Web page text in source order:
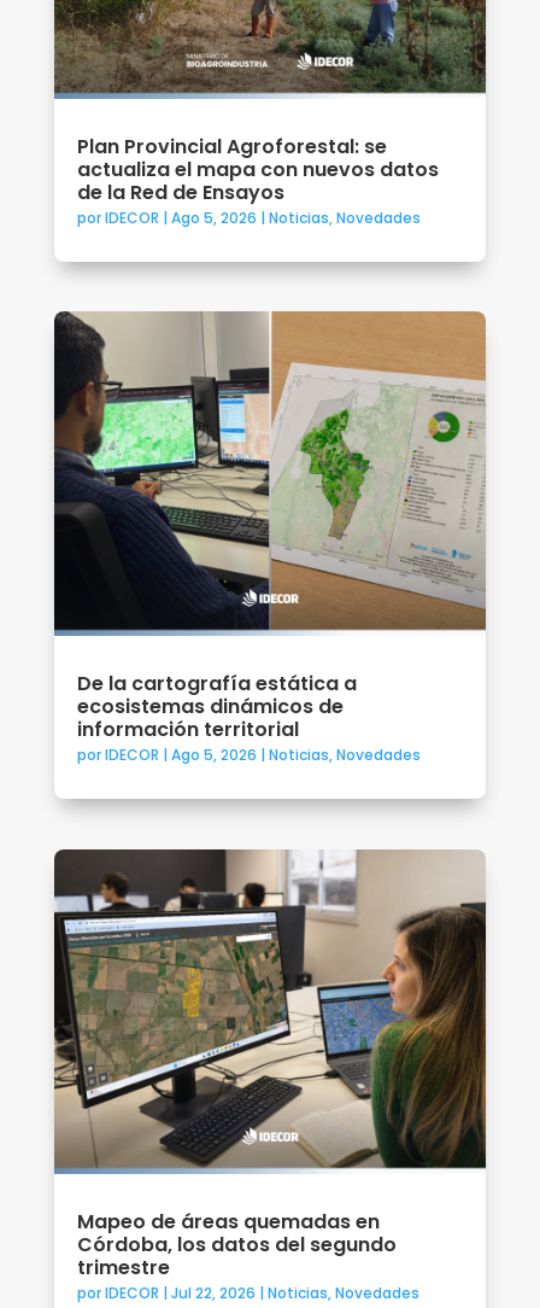
Plan Provincial Agroforestal: se
actualiza el mapa con nuevos datos
de la Red de Ensayos
porIDECOR | Ago 5, 2026 | Noticias,Novedades
De la cartografía estática a
ecosistemas dinámicos de
información territorial
porIDECOR | Ago 5, 2026 | Noticias,Novedades
Mapeo de áreas quemadas en
Córdoba, los datos del segundo
trimestre
porIDECOR | Jul 22, 2026 | Noticias,Novedades